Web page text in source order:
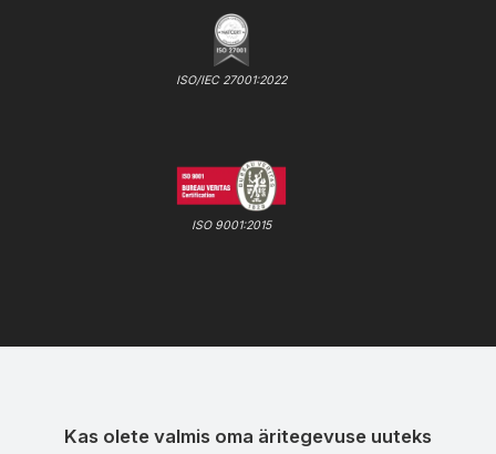
ISO/IEC 27001:2022
ISO 9001:2015
Kas olete valmis oma äritegevuse uuteks